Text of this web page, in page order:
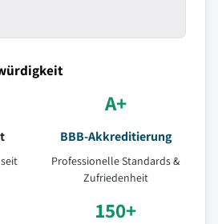
A+
BBB-Akkreditierung
Professionelle Standards &
Zufriedenheit
150+